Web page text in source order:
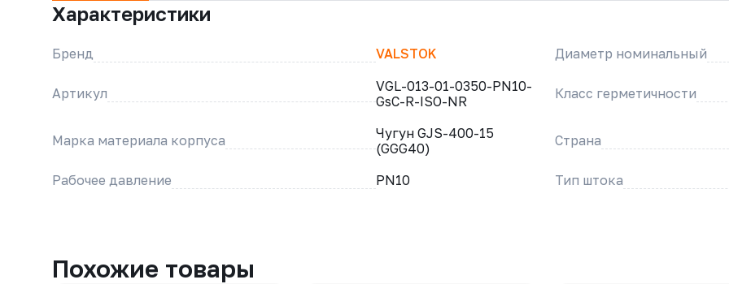
Характеристики
Бренд VALSTOK Диаметр номинальный
Артикул
VGL-013-01-0350-PN10-
GsC-R-ISO-NR
Класс герметичности
Марка материала корпуса
Чугун GJS-400-15
(GGG40)
Страна
Рабочее давление PN10 Тип штока
Похожие товары